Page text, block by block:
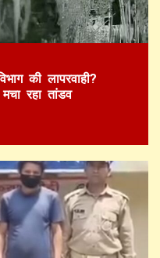
की लापरवाही?
रहा तांडव